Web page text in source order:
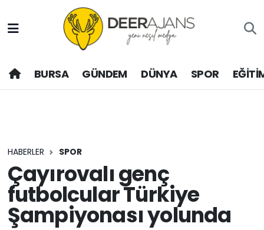
BURSA GÜNDEM DÜNYA SPOR
HABERLER SPOR
Çayırovalı genç
futbolcular Türkiye
Şampiyonası yolunda
Hava Durumu
Trafik Durumu
Son Dakika Haberleri
Haber Arşivi